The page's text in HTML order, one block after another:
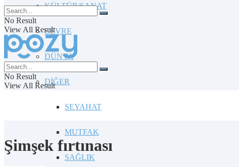
KÜLTÜR/SANAT
ÇEVRE
DÜNYA
DİĞER
SEYAHAT
MUTFAK
SAĞLIK
No Result
View All Result
No Result
View All Result
Şimşek fırtınası